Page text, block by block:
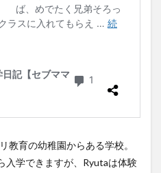
教育の幼稚園からある学校。
入学できますが、Ryutaは体験